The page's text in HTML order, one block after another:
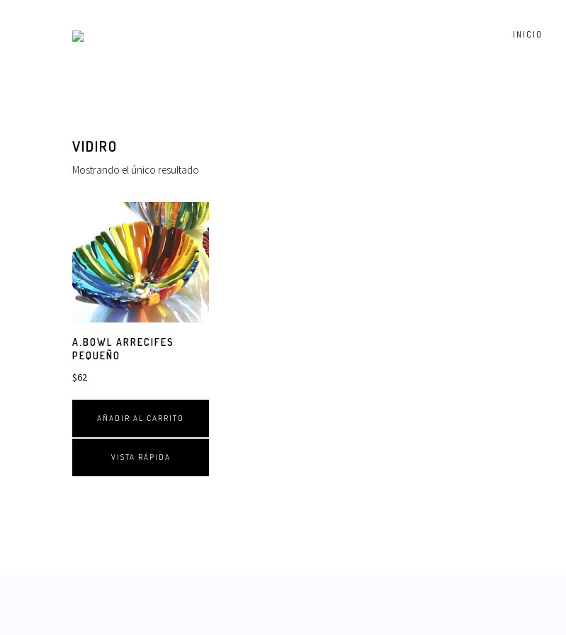
INICIO
VIDIRO
Mostrando el único resultado
A.BOWL ARRECIFES
PEQUEÑO
$62
AÑADIR AL CARRITO
VISTA RÁPIDA